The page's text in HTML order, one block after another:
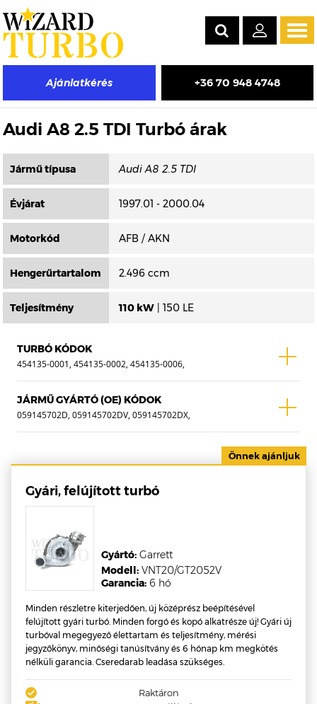
Ajánlatkérés +36 70 948 4748
Másik típus választása
Audi A8 2.5 TDI Turbó árak
Jármű típusa
Évjárat 1997.01 - 2000.04
Motorkód AFB / AKN
Hengerűrtartalom 2.496 ccm
Teljesítmény 110 kW | 150 LE
TURBÓ KÓDOK
454135-0001, 454135-0002, 454135-0006,
454135-0009, 454135-0011, 454135-1,
454135-11, 454135-2, 454135-5001S,
454135-5002S, 454135-5006S, 454135-
JÁRMŰ GYÁRTÓ (OE) KÓDOK
059145702D, 059145702DV, 059145702DX,
059145701G, 059145701GV, 059145701GX,
WTF-0018A
Gyári, felújított turbó
Garancia: 6 hó
Modell: VNT20/GT2052V
Gyártó: Garrett
Minden részletre kiterjedően, új középrész beépítésével
felújított gyári turbó. Minden forgó és kopó alkatrésze új! Gyári új
turbóval megegyező élettartam és teljesítmény, mérési
jegyzőkönyv, minőségi tanúsítvány és 6 hónap km megkötés
nélküli garancia. Cseredarab leadása szükséges.
Raktáron